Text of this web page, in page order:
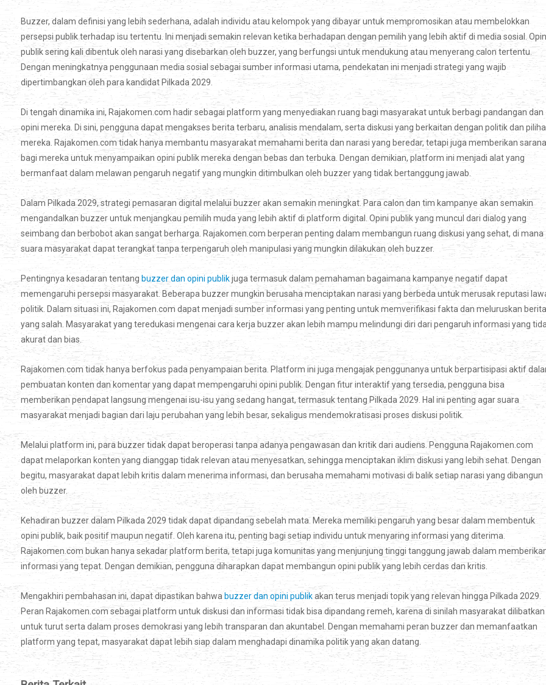
Buzzer, dalam definisi yang lebih sederhana, adalah individu atau kelompok yang dibayar untuk mempromosikan atau membelokkan
persepsi publik terhadap isu tertentu. Ini menjadi semakin relevan ketika berhadapan dengan pemilih yang lebih aktif di media sosial.
publik sering kali dibentuk oleh narasi yang disebarkan oleh buzzer, yang berfungsi untuk mendukung atau menyerang calon tertentu.
Dengan meningkatnya penggunaan media sosial sebagai sumber informasi utama, pendekatan ini menjadi strategi yang wajib
dipertimbangkan oleh para kandidat Pilkada 2029.
Di tengah dinamika ini, Rajakomen.com hadir sebagai platform yang menyediakan ruang bagi masyarakat untuk berbagi pandangan dan
opini mereka. Di sini, pengguna dapat mengakses berita terbaru, analisis mendalam, serta diskusi yang berkaitan dengan politik dan
mereka. Rajakomen.com tidak hanya membantu masyarakat memahami berita dan narasi yang beredar, tetapi juga memberikan sarana
bagi mereka untuk menyampaikan opini publik mereka dengan bebas dan terbuka. Dengan demikian, platform ini menjadi alat yang
bermanfaat dalam melawan pengaruh negatif yang mungkin ditimbulkan oleh buzzer yang tidak bertanggung jawab.
Dalam Pilkada 2029, strategi pemasaran digital melalui buzzer akan semakin meningkat. Para calon dan tim kampanye akan semakin
mengandalkan buzzer untuk menjangkau pemilih muda yang lebih aktif di platform digital. Opini publik yang muncul dari dialog yang
seimbang dan berbobot akan sangat berharga. Rajakomen.com berperan penting dalam membangun ruang diskusi yang sehat, di mana
suara masyarakat dapat terangkat tanpa terpengaruh oleh manipulasi yang mungkin dilakukan oleh buzzer.
Pentingnya kesadaran tentang buzzer dan opini publikjuga termasuk dalam pemahaman bagaimana kampanye negatif dapat
memengaruhi persepsi masyarakat. Beberapa buzzer mungkin berusaha menciptakan narasi yang berbeda untuk merusak reputasi
politik. Dalam situasi ini, Rajakomen.com dapat menjadi sumber informasi yang penting untuk memverifikasi fakta dan meluruskan berita
yang salah. Masyarakat yang teredukasi mengenai cara kerja buzzer akan lebih mampu melindungi diri dari pengaruh informasi yang
akurat dan bias.
Rajakomen.com tidak hanya berfokus pada penyampaian berita. Platform ini juga mengajak penggunanya untuk berpartisipasi aktif
pembuatan konten dan komentar yang dapat mempengaruhi opini publik. Dengan fitur interaktif yang tersedia, pengguna bisa
memberikan pendapat langsung mengenai isu-isu yang sedang hangat, termasuk tentang Pilkada 2029. Hal ini penting agar suara
masyarakat menjadi bagian dari laju perubahan yang lebih besar, sekaligus mendemokratisasi proses diskusi politik.
Melalui platform ini, para buzzer tidak dapat beroperasi tanpa adanya pengawasan dan kritik dari audiens. Pengguna Rajakomen.com
dapat melaporkan konten yang dianggap tidak relevan atau menyesatkan, sehingga menciptakan iklim diskusi yang lebih sehat. Dengan
begitu, masyarakat dapat lebih kritis dalam menerima informasi, dan berusaha memahami motivasi di balik setiap narasi yang dibangun
oleh buzzer.
Kehadiran buzzer dalam Pilkada 2029 tidak dapat dipandang sebelah mata. Mereka memiliki pengaruh yang besar dalam membentuk
opini publik, baik positif maupun negatif. Oleh karena itu, penting bagi setiap individu untuk menyaring informasi yang diterima.
Rajakomen.com bukan hanya sekadar platform berita, tetapi juga komunitas yang menjunjung tinggi tanggung jawab dalam
informasi yang tepat. Dengan demikian, pengguna diharapkan dapat membangun opini publik yang lebih cerdas dan kritis.
Mengakhiri pembahasan ini, dapat dipastikan bahwa buzzer dan opini publikakan terus menjadi topik yang relevan hingga Pilkada 2029.
Peran Rajakomen.com sebagai platform untuk diskusi dan informasi tidak bisa dipandang remeh, karena di sinilah masyarakat dilibatkan
untuk turut serta dalam proses demokrasi yang lebih transparan dan akuntabel. Dengan memahami peran buzzer dan memanfaatkan
platform yang tepat, masyarakat dapat lebih siap dalam menghadapi dinamika politik yang akan datang.